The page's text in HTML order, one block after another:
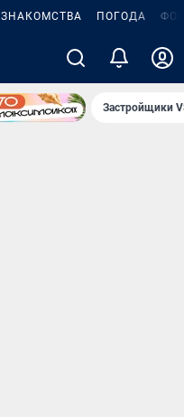
ЗНАКОМСТВА ПОГОДА
Застройщики